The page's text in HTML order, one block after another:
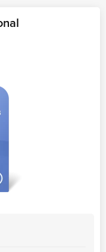
setărilor dvs.,
îmbunătățită,
și verificarea mai
Peek Definition.